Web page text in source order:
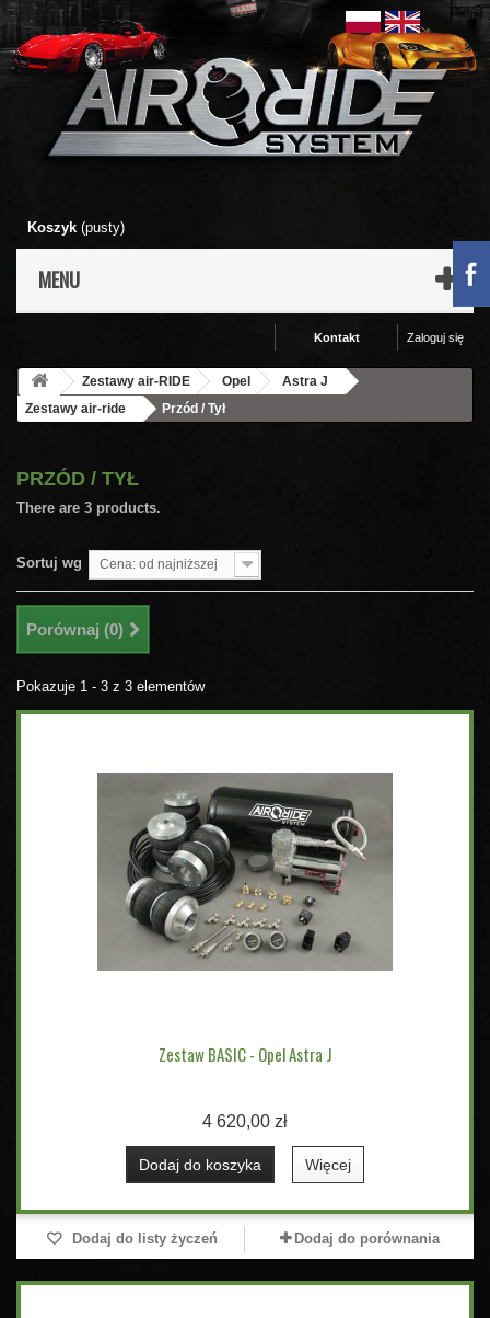
Koszyk (pusty)
MENU
Zaloguj się
Kontakt
Zestawy air-RIDE Opel
Astra J
Zestawy air-ride
Przód / Tył
PRZÓD / TYŁ
There are 3 products.
Sortuj wg Cena: od najniższej
Porównaj (0)
Pokazuje 1 - 3 z 3 elementów
Zestaw BASIC - Opel Astra J
4 620,00 zł
Dodaj do koszyka Więcej
Dodaj do listy życzeń Dodaj do porównania